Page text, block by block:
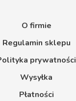
O firmie
Regulamin sklepu
prywatności
Wysyłka
Płatności